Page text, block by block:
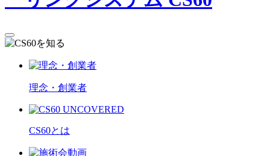
理念・創業者
CS60とは